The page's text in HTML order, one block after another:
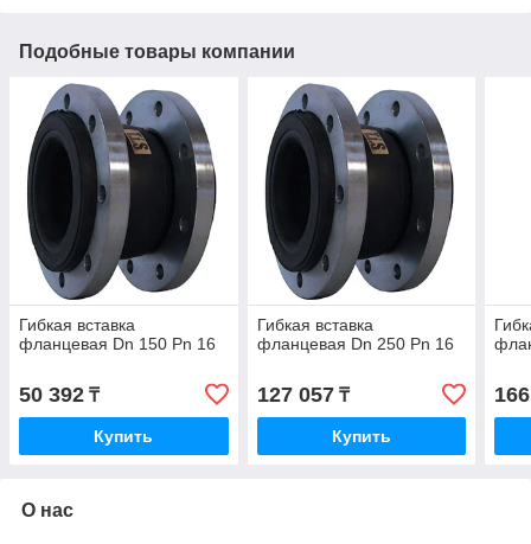
Подобные товары компании
Гибкая вставка
фланцевая Dn 150 Pn 16
50 392 ₸
Купить
Гибкая вставка
фланцевая Dn 250 Pn 16
127 057₸
Купить
О нас